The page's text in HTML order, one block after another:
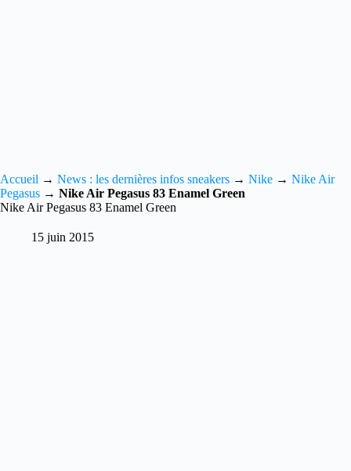
Accueil → News : les dernières infos sneakers → Nike → Nike Air
Pegasus → Nike Air Pegasus 83 Enamel Green
Nike Air Pegasus 83 Enamel Green
15 juin 2015